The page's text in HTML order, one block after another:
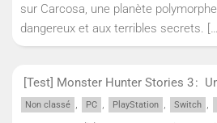
sur Carcosa, une planète
dangereux et aux terribles secrets.
[Test] Monster Hunter Stories 3 :
Non classé , PC , PlayStation , Switch ,